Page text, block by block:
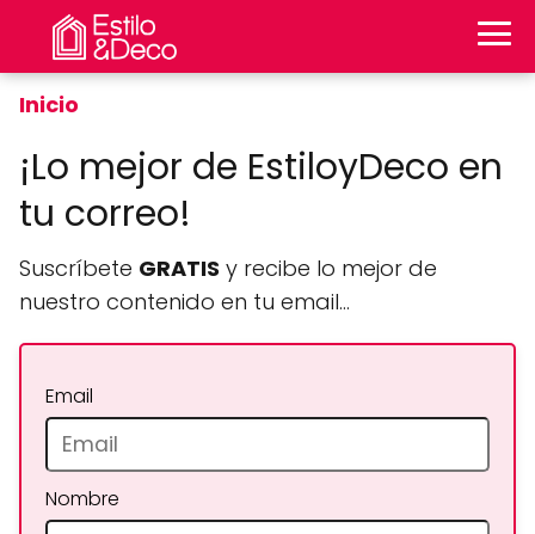
Inicio
¡Lo mejor de EstiloyDeco en
tu correo!
Suscríbete GRATIS y recibe lo mejor de
nuestro contenido en tu email…
Email
Nombre